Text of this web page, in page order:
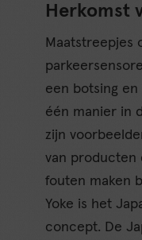
Herkomst
Maatstreepjes
een botsing
één manier in
zijn
van producten
fouten maken
Yoke is het
concept. De